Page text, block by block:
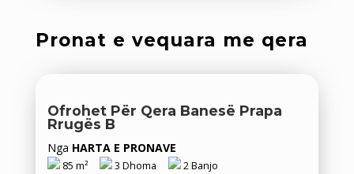
Pronat e vequara me qera
Ofrohet Për Qera Banesë Prapa
Rrugës B
Nga HARTA E PRONAVE
85 m² 3 Dhoma 2 Banjo